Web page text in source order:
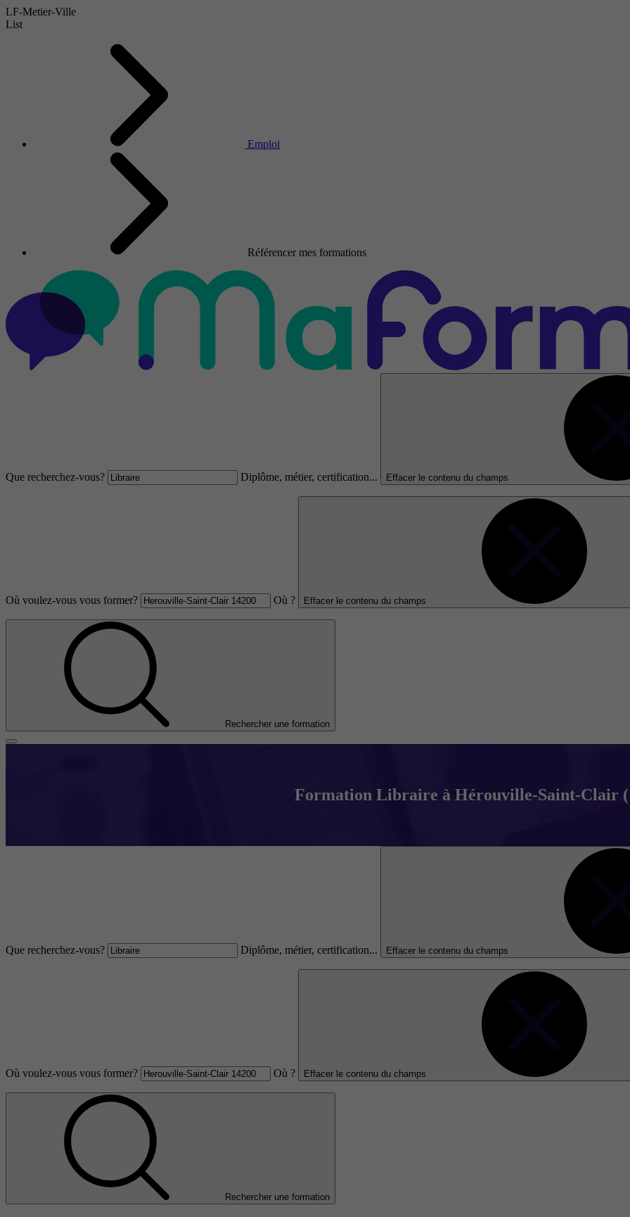
LF-Metier-Ville
List
Emploi
Référencer mes formations
Que recherchez-vous? Diplôme, métier, certification... Effacer le contenu du champs
Où voulez-vous vous former? Où ? Effacer le contenu du champs
Rechercher une formation
Formation Libraire à Hérouville-Saint-Clair
Que recherchez-vous? Diplôme, métier, certification... Effacer le contenu du champs
Où voulez-vous vous former? Où ? Effacer le contenu du champs
Rechercher une formation